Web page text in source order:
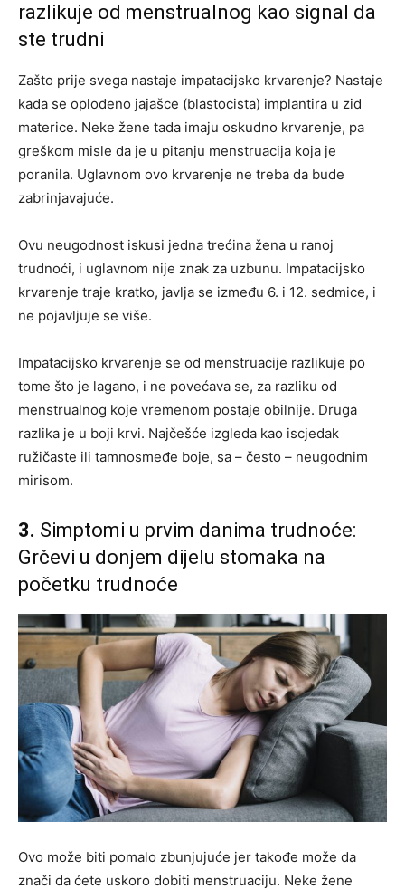
razlikuje od menstrualnog kao signal da
ste trudni
Zašto prije svega nastaje impatacijsko krvarenje? Nastaje
kada se oplođeno jajašce (blastocista) implantira u zid
materice. Neke žene tada imaju oskudno krvarenje, pa
greškom misle da je u pitanju menstruacija koja je
poranila. Uglavnom ovo krvarenje ne treba da bude
zabrinjavajuće.
Ovu neugodnost iskusi jedna trećina žena u ranoj
trudnoći, i uglavnom nije znak za uzbunu. Impatacijsko
krvarenje traje kratko, javlja se između 6. i 12. sedmice, i
ne pojavljuje se više.
Impatacijsko krvarenje se od menstruacije razlikuje po
tome što je lagano, i ne povećava se, za razliku od
menstrualnog koje vremenom postaje obilnije. Druga
razlika je u boji krvi. Najčešće izgleda kao iscjedak
ružičaste ili tamnosmeđe boje, sa – često – neugodnim
mirisom.
3. Simptomi u prvim danima trudnoće:
Grčevi u donjem dijelu stomaka na
početku trudnoće
Ovo može biti pomalo zbunjujuće jer takođe može da
znači da ćete uskoro dobiti menstruaciju. Neke žene